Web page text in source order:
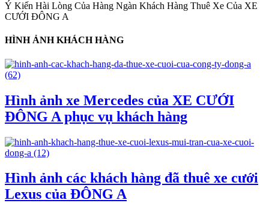
Ý Kiến Hài Lòng Của Hàng Ngàn Khách Hàng Thuê Xe Của XE
CƯỚI ĐÔNG A
HÌNH ẢNH KHÁCH HÀNG
Hình ảnh xe Mercedes của XE CƯỚI
ĐÔNG A phục vụ khách hàng
Hình ảnh các khách hàng đã thuê xe cưới
Lexus của ĐÔNG A